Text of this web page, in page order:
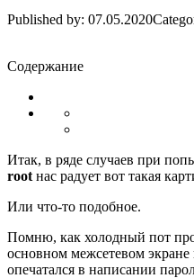
Published by: 07.05.2020
Содержание
Итак, в ряде случаев при
root нас радует вот такая
Или что-то подобное.
Помню, как холодный пот
основном межсетевом экране
опечатался в написании